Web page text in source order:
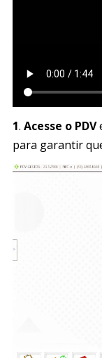
1. Acesse o PDV
para garantir